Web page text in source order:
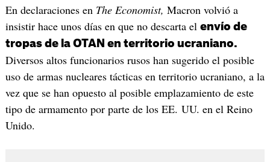
En declaraciones en The Economist, Macron volvió a
insistir hace unos días en que no descarta el envío de
tropas de la OTAN en territorio ucraniano.
Diversos altos funcionarios rusos han sugerido el posible
uso de armas nucleares tácticas en territorio ucraniano, a la
vez que se han opuesto al posible emplazamiento de este
tipo de armamento por parte de los EE. UU. en el Reino
Unido.